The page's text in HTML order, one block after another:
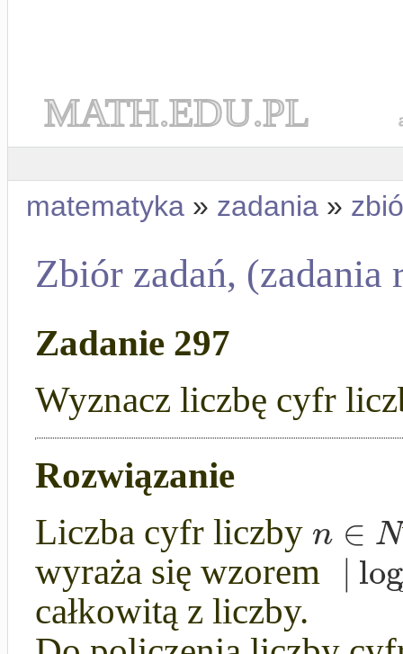
MATH.EDU.PL
matematyka » zadania »
Zbiór zadań, (zadania
Zadanie 297
Wyznacz liczbę cyfr
Rozwiązanie
Liczba cyfr liczby n ∈ N
wyraża się wzorem
| log
całkowitą z liczby.